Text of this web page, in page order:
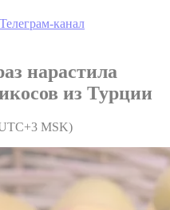
канал
нарастила
из Турции
MSK)